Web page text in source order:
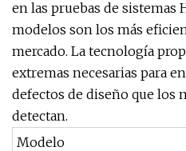
en las pruebas de sistemas
modelos son los más
mercado. La tecnología
extremas necesarias para
defectos de diseño que los
detectan.
Modelo